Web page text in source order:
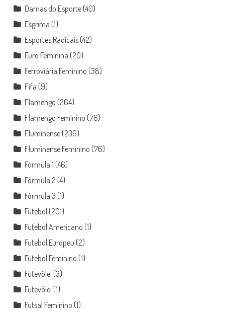
Damas do Esporte(40)
Esgrima (1)
Esportes Radicais(42)
Euro Feminina (20)
Ferroviária Feminino (38)
Fifa (9)
Flamengo (264)
Flamengo Feminino (76)
Fluminense(236)
Fluminense Feminino (76)
Fórmula 1 (46)
Fórmula 2(4)
Fórmula 3 (1)
Futebol (201)
Futebol Americano (1)
Futebol Europeu (2)
Futebol Feminino (1)
Futevôlei (3)
Futevôlei (1)
Futsal Feminino (1)